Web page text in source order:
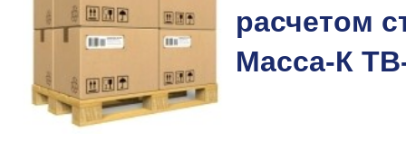
расчетом
Масса-К